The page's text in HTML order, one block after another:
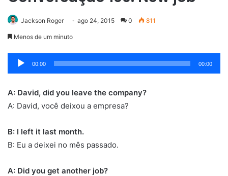
Jackson Roger ago 24, 2015 0 811
Menos de um minuto
Tocador
de
00:00 00:00
A: David, did you leave the company?
A: David, você deixou a empresa?
B: I left it last month.
B: Eu a deixei no mês passado.
A: Did you get another job?